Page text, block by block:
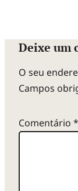
Deixe um
O seu
Campos
Comentário *